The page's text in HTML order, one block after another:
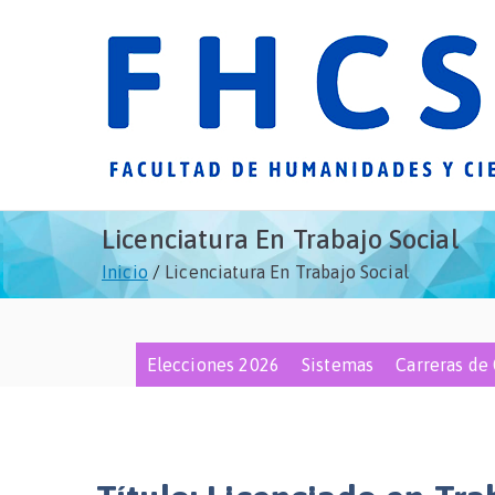
Licenciatura En Trabajo Social
Inicio Licenciatura En Trabajo Social
Elecciones 2026 Sistemas Carreras de